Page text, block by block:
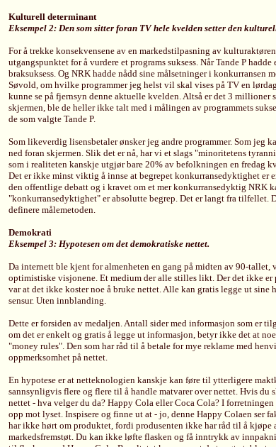
Kulturell determinant
Eksempel 2: Den som sitter foran TV hele kvelden setter den
For å trekke konsekvensene av en markedstilpasning av
utgangspunktet for å vurdere et programs suksess. Når Tande P
braksuksess. Og NRK hadde nådd sine målsetninger i konkurransen
Søvold, om hvilke programmer jeg helst vil skal vises på TV en
kunne se på fjernsyn denne aktuelle kvelden. Altså er det 3 millioner
skjermen, ble de heller ikke talt med i målingen av programmets
de som valgte Tande P.
Som likeverdig lisensbetaler ønsker jeg andre programmer. Som jeg
ned foran skjermen. Slik det er nå, har vi et slags "minoritetens
som i realiteten kanskje utgjør bare 20% av befolkningen en fredag
Det er ikke minst viktig å innse at begrepet konkurransedyktighet er
den offentlige debatt og i kravet om et mer konkurransedyktig NRK
"konkurransedyktighet" er absolutte begrep. Det er langt fra tilfellet.
definere målemetoden.
Demokrati
Eksempel 3: Hypotesen om det demokratiske nettet.
Da internett ble kjent for almenheten en gang på midten av 90-tallet,
optimistiske visjonene. Et medium der alle stilles likt. Der det ikke er
var at det ikke koster noe å bruke nettet. Alle kan gratis legge ut sine
sensur. Uten innblanding.
Dette er forsiden av medaljen. Antall sider med informasjon som er
om det er enkelt og gratis å legge ut informasjon, betyr ikke det at
"money rules". Den som har råd til å betale for mye reklame med
oppmerksomhet på nettet.
En hypotese er at netteknologien kanskje kan føre til ytterligere
sannsynligvis flere og flere til å handle matvarer over nettet. Hvis
nettet - hva velger du da? Happy Cola eller Coca Cola? I
opp mot lyset. Inspisere og finne ut at - jo, denne Happy Colaen ser
har ikke hørt om produktet, fordi produsenten ikke har råd til å kjøpe
markedsfremstøt. Du kan ikke løfte flasken og få inntrykk av